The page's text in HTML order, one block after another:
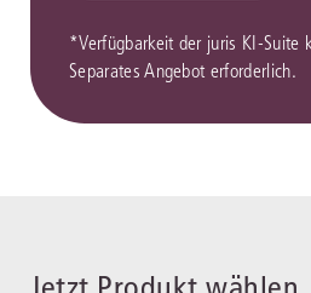
*Verfügbarkeit der juris KI-Suite
Separates Angebot erforderlich.